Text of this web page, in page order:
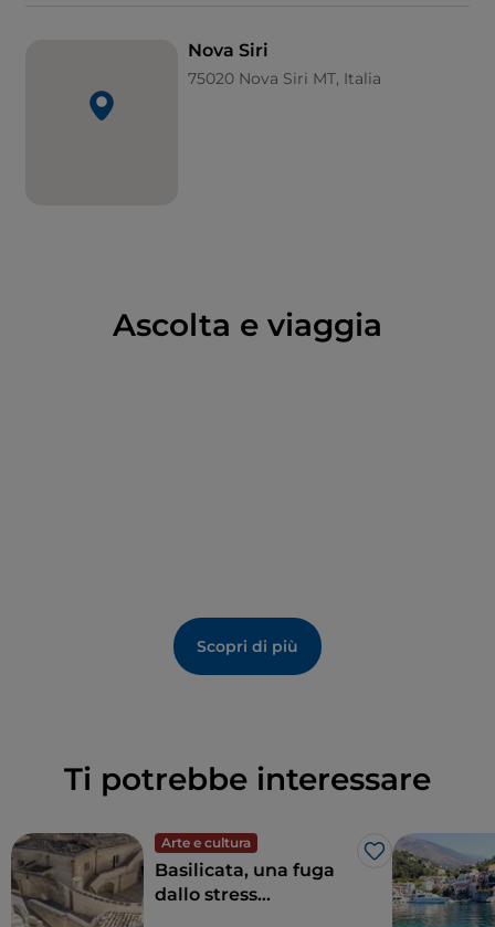
splendore dell’antica civiltà che vide qui le sue
Nova Siri
75020 Nova Siri MT, Italia
Ascolta e viaggia
Scopri di più
Ti potrebbe interessare
Arte e cultura
Like
Basilicata, una fuga
dallo stress